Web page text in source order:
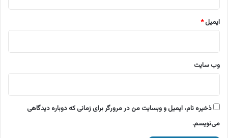
ایمیل*
وب‌ سایت
ذخیره نام، ایمیل و وبسایت من در مرورگر برای زمانی که دوباره دیدگاهی
می‌نویسم.